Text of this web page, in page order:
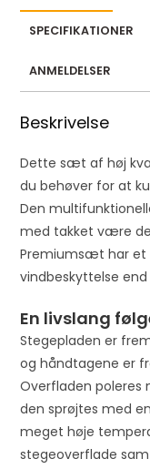
r
e
s
t
o
j
o
i
t
h
e
w
a
i
t
SPECIFIKATIONER
ANMELDELSER
Beskrivelse
Dette sæt af høj
du behøver for at
Den
med takket være
Premiumsæt har et
vindbeskyttelse
En livslang
Stegepladen er
og håndtagene er
Overfladen poleres
den sprøjtes med
meget høje
stegeoverflade